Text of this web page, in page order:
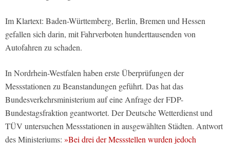
Im Klartext: Baden-Württemberg, Berlin, Bremen und Hessen
gefallen sich darin, mit Fahrverboten hunderttausenden von
Autofahren zu schaden.
In Nordrhein-Westfalen haben erste Überprüfungen der
Messstationen zu Beanstandungen geführt. Das hat das
Bundesverkehrsministerium auf eine Anfrage der FDP-
Bundestagsfraktion geantwortet. Der Deutsche Wetterdienst und
TÜV untersuchen Messstationen in ausgewählten Städten. Antwort
des Ministeriums: »Bei drei der Messstellen wurden jedoch